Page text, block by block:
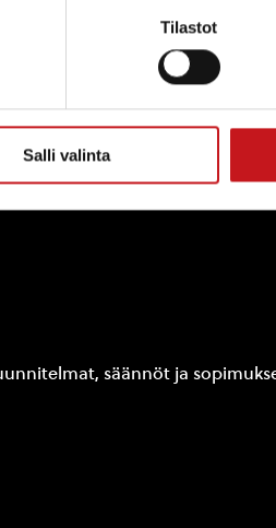
Tilastot
Salli valinta
säännöt ja